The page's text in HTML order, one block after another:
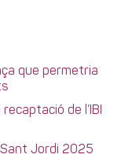
que permetria
de l’IBI
Sant Jordi 2025